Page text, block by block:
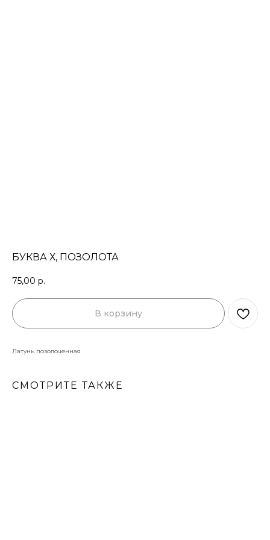
БУКВА Х, ПОЗОЛОТА
75,00 р.
В корзину
Латунь позолоченная
СМОТРИТЕ ТАКЖЕ